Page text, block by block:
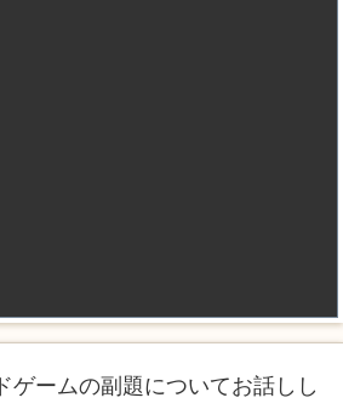
ゲームの副題についてお話しし